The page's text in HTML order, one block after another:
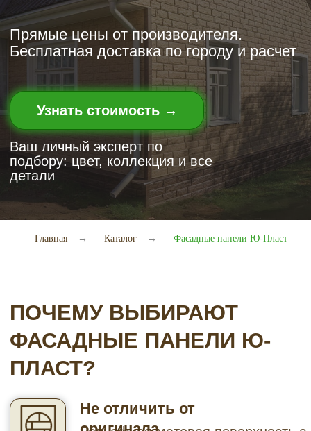
Ваш личный эксперт по
подбору: цвет, коллекция и все
детали
Главная → Каталог → Фасадные панели Ю-Пласт
камень и кирпич. Доступны цвета
лиственницу, ясень
Не отличить от
оригинала
Рельефная матовая поверхность с
высокой детализацией швов и
фактуры точно имитирует
Продумано до мелочей
Уникальный двойной замок
соединительных планок —
получается бесшовная стена
Белорусское качество
ПОЧЕМУ ВЫБИРАЮТ
ФАСАДНЫЕ ПАНЕЛИ Ю-
ПЛАСТ?